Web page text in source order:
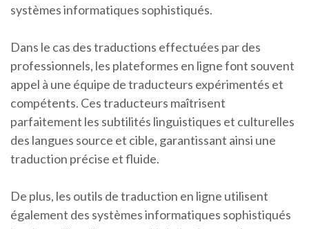
systèmes informatiques sophistiqués.
Dans le cas des traductions effectuées par des
professionnels, les plateformes en ligne font souvent
appel à une équipe de traducteurs expérimentés et
compétents. Ces traducteurs maîtrisent
parfaitement les subtilités linguistiques et culturelles
des langues source et cible, garantissant ainsi une
traduction précise et fluide.
De plus, les outils de traduction en ligne utilisent
également des systèmes informatiques sophistiqués